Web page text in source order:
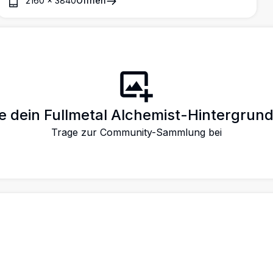
dein Fullmetal Alchemist-
Trage zur Community-Sammlung bei